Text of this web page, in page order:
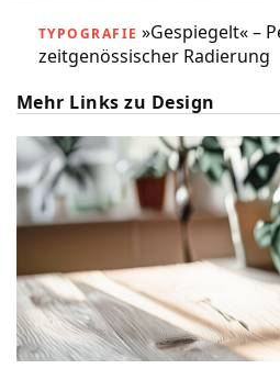
TYPOGRAFIE »Gespiegelt« –
zeitgenössischer Radierung
Mehr Links zu Design